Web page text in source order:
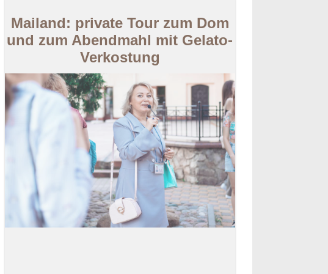
Mailand: private Tour zum Dom
und zum Abendmahl mit Gelato-
Verkostung